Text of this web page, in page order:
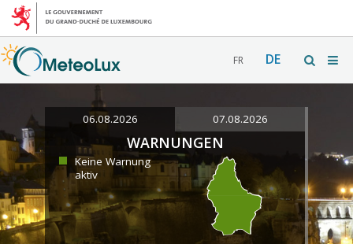
FR DE
06.08.2026 07.08.2026
WARNUNGEN
Keine Warnung
aktiv